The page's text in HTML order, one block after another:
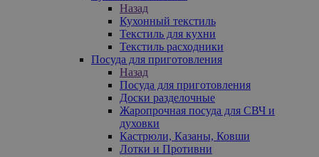
Назад
Кухонный текстиль
Текстиль для кухни
Текстиль расходники
Посуда для приготовления
Назад
Посуда для приготовления
Доски разделочные
Жаропрочная посуда для СВЧ и
духовки
Кастрюли, Казаны, Ковши
Лотки и Противни